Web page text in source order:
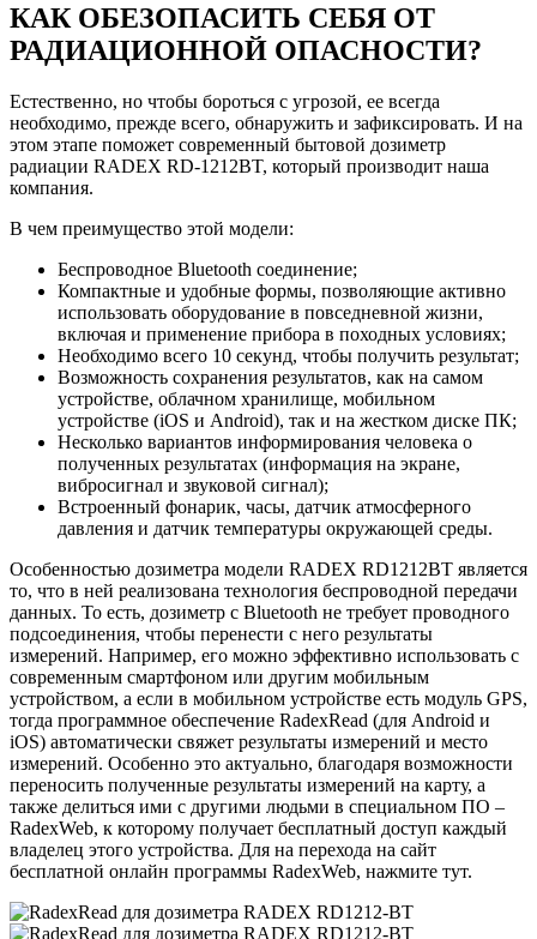
КАК ОБЕЗОПАСИТЬ СЕБЯ ОТ
РАДИАЦИОННОЙ ОПАСНОСТИ?
Естественно, но чтобы бороться с угрозой, ее всегда
необходимо, прежде всего, обнаружить и зафиксировать. И на
этом этапе поможет современный бытовой дозиметр
радиации RADEX RD-1212BT, который производит наша
компания.
В чем преимущество этой модели:
Беспроводное Bluetooth соединение;
Компактные и удобные формы, позволяющие активно
использовать оборудование в повседневной жизни,
включая и применение прибора в походных условиях;
Необходимо всего 10 секунд, чтобы получить результат;
Возможность сохранения результатов, как на самом
устройстве, облачном хранилище, мобильном
устройстве (iOS и Android), так и на жестком диске ПК;
Несколько вариантов информирования человека о
полученных результатах (информация на экране,
вибросигнал и звуковой сигнал);
Встроенный фонарик, часы, датчик атмосферного
давления и датчик температуры окружающей среды.
Особенностью дозиметра модели RADEX RD1212BT является
то, что в ней реализована технология беспроводной передачи
данных. То есть, дозиметр с Bluetooth не требует проводного
подсоединения, чтобы перенести c него результаты
измерений. Например, его можно эффективно использовать с
современным смартфоном или другим мобильным
устройством, а если в мобильном устройстве есть модуль GPS,
тогда программное обеспечение RadexRead (для Android и
iOS) автоматически свяжет результаты измерений и место
измерений. Особенно это актуально, благодаря возможности
переносить полученные результаты измерений на карту, а
также делиться ими с другими людьми в специальном ПО –
RadexWeb, к которому получает бесплатный доступ каждый
владелец этого устройства. Для на перехода на сайт
бесплатной онлайн программы RadexWeb, нажмите тут.